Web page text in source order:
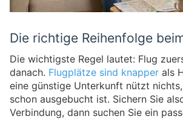
Die richtige Reihenfolge
Die wichtigste Regel lautet: Flug
danach. Flugplätze sind knapper als
eine günstige Unterkunft nützt
schon ausgebucht ist. Sichern Sie
Verbindung, dann suchen Sie ein